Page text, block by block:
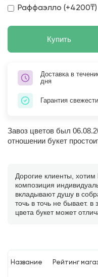
Раффаэлло (+4200₸)
Купить
Доставка в
дня
Гарантия свежести
Завоз цветов был
отношении букет
Дорогие клиенты,
композиция
вкладывают душу в
точь в точь не бывает. в
цвета букет может
Название Рейтинг